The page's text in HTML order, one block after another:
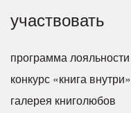
участвовать
программа лояльности
конкурс «книга внутри»
галерея книголюбов